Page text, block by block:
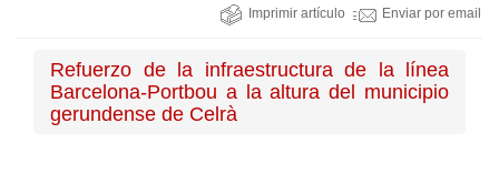
Imprimir artículo Enviar por email
Refuerzo de la infraestructura de la línea
Barcelona-Portbou a la altura del municipio
gerundense de Celrà